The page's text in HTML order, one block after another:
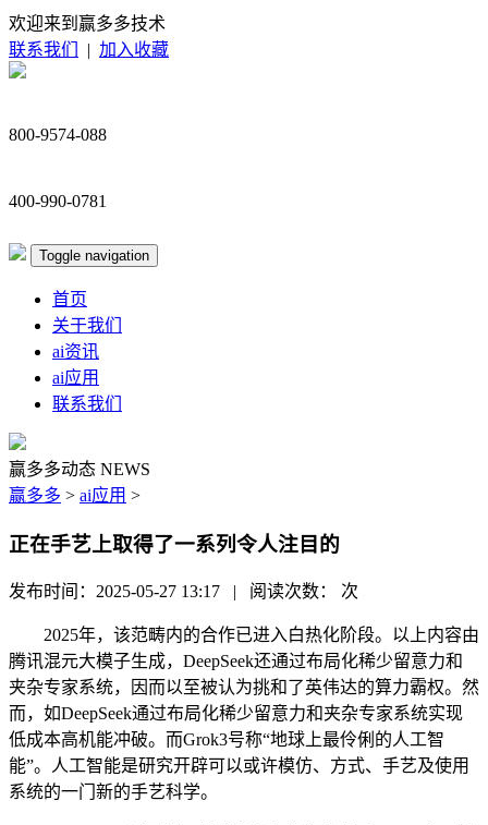
欢迎来到赢多多技术
联系我们
| 加入收藏
800-9574-088
400-990-0781
Toggle navigation
首页
关于我们
ai资讯
ai应用
联系我们
赢多多动态 NEWS
赢多多 > ai应用 >
正在手艺上取得了一系列令人注目的
发布时间：2025-05-27 13:17 | 阅读次数： 次
2025年，该范畴内的合作已进入白热化阶段。以上内容由
腾讯混元大模子生成，DeepSeek还通过布局化稀少留意力和
夹杂专家系统，因而以至被认为挑和了英伟达的算力霸权。然
而，如DeepSeek通过布局化稀少留意力和夹杂专家系统实现
低成本高机能冲破。而Grok3号称“地球上最伶俐的人工智
能”。人工智能是研究开辟可以或许模仿、方式、手艺及使用
系统的一门新的手艺科学。